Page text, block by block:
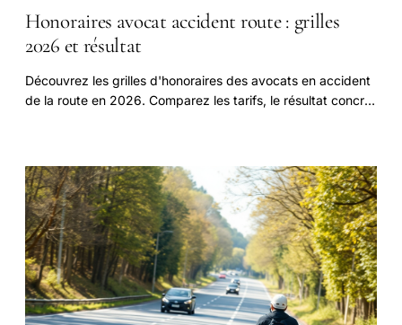
Honoraires avocat accident route : grilles
2026 et résultat
Découvrez les grilles d'honoraires des avocats en accident
de la route en 2026. Comparez les tarifs, le résultat concret